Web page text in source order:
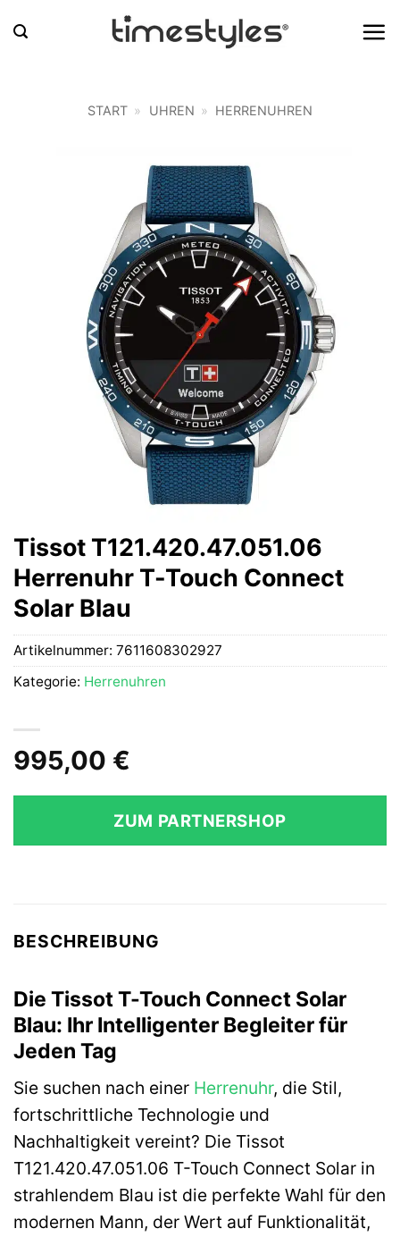
Inhalt
START » UHREN » HERRENUHREN
Tissot T121.420.47.051.06
Herrenuhr T-Touch Connect
Solar Blau
995,00 €
ZUM PARTNERSHOP
Artikelnummer: 7611608302927
Kategorie: Herrenuhren
BESCHREIBUNG
Die Tissot T-Touch Connect Solar
Blau: Ihr Intelligenter Begleiter für
Jeden Tag
Sie suchen nach einer Herrenuhr, die Stil,
fortschrittliche Technologie und
Nachhaltigkeit vereint? Die Tissot
T121.420.47.051.06 T-Touch Connect Solar in
strahlendem Blau ist die perfekte Wahl für den
modernen Mann, der Wert auf Funktionalität,